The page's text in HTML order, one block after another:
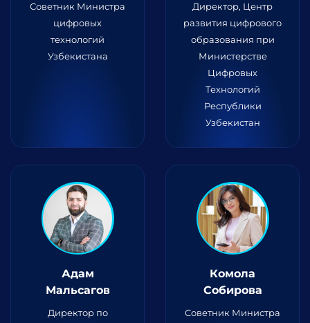
Советник Министра
цифровых
технологий
Узбекистана
Директор, Центр
развития цифрового
образования при
Министерстве
Цифровых
Технологий
Республики
Узбекистан
Адам
Мальсагов
Директор по
Комола
Собирова
Советник Министра